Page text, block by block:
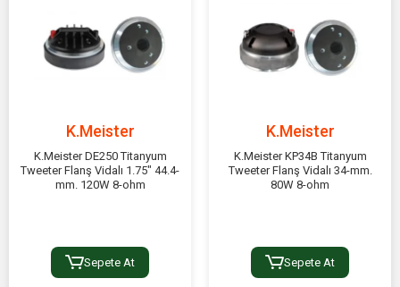
K.Meister
K.Meister DE250 Titanyum
Tweeter Flanş Vidalı 1.75" 44.4-
mm. 120W 8-ohm
Sepete At
K.Meister
K.Meister KP34B Titanyum
Tweeter Flanş Vidalı 34-mm.
80W 8-ohm
Sepete At